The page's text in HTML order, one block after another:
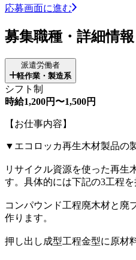
応募画面に進む
募集職種・詳細情報
派遣労働者
軽作業・製造系
シフト制
時給1,200円〜1,500円
【お仕事内容】
▼エコロッカ再生木材製品の
リサイクル資源を使った再生
す。具体的には下記の3工程
コンパウンド工程廃木材と廃
作ります。
押し出し成型工程金型に原材